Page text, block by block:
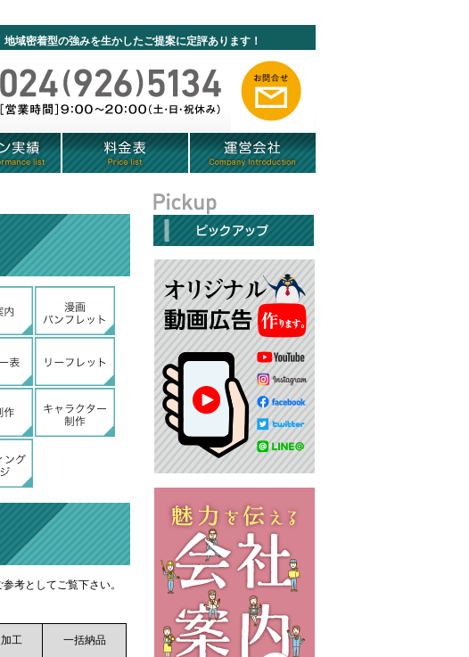
域密着型の強みを生かしたご提案に定評あります！
考としてご覧下さい。
工 一括納品